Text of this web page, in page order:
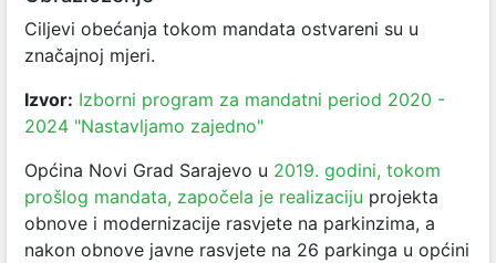
Ciljevi obećanja tokom mandata ostvareni su u
značajnoj mjeri.
Izvor: Izborni program za mandatni period 2020 -
2024 "Nastavljamo zajedno"
Općina Novi Grad Sarajevo u 2019. godini, tokom
prošlog mandata, započela je realizaciju projekta
obnove i modernizacije rasvjete na parkinzima, a
nakon obnove javne rasvjete na 26 parkinga u općini